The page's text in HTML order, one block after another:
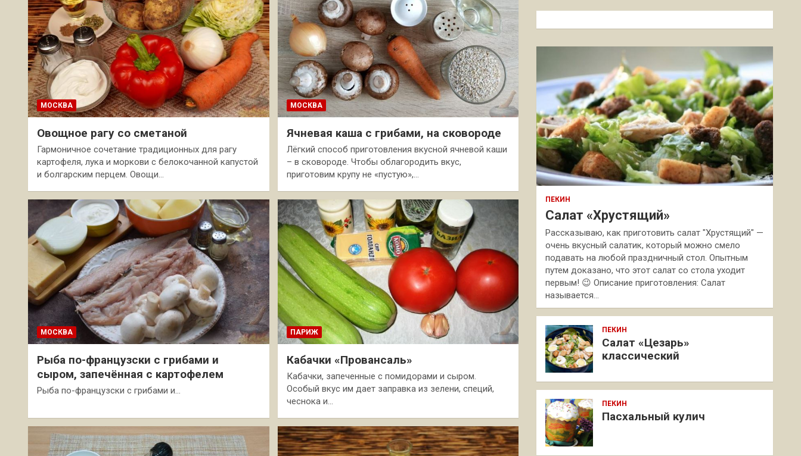
МОСКВА
Овощное рагу со сметаной
Гармоничное сочетание традиционных для рагу
картофеля, лука и моркови с белокочанной капустой
и болгарским перцем. Овощи…
МОСКВА
Ячневая каша с грибами, на сковороде
Лёгкий способ приготовления вкусной ячневой каши
– в сковороде. Чтобы облагородить вкус,
приготовим крупу не «пустую»,…
МОСКВА
Рыба по-французски с грибами и
сыром, запечённая с картофелем
Рыба по-французски с грибами и…
ПАРИЖ
Кабачки «Провансаль»
Кабачки, запеченные с помидорами и сыром.
Особый вкус им дает заправка из зелени, специй,
чеснока и…
к
ПЕКИН
Салат «Хрустящий»
Рассказываю, как приготовить салат "Хрустящий" —
очень вкусный салатик, который можно смело
подавать на любой праздничный стол. Опытным
путем доказано, что этот салат со стола уходит
первым! 😉 Описание приготовления: Салат
называется…
ПЕКИН
Салат «Цезарь»
классический
ПЕКИН
Пасхальный кулич